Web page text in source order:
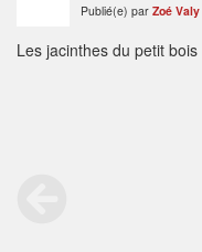
Publié(e) par Zoé Valy
Les jacinthes du petit bois